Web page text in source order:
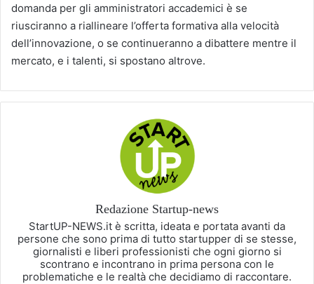
domanda per gli amministratori accademici è se
riusciranno a riallineare l’offerta formativa alla velocità
dell’innovazione, o se continueranno a dibattere mentre il
mercato, e i talenti, si spostano altrove.
Redazione Startup-news
StartUP-NEWS.it è scritta, ideata e portata avanti da
persone che sono prima di tutto startupper di se stesse,
giornalisti e liberi professionisti che ogni giorno si
scontrano e incontrano in prima persona con le
problematiche e le realtà che decidiamo di raccontare.